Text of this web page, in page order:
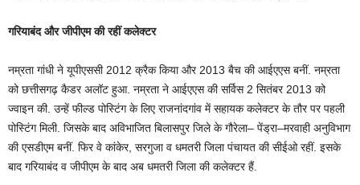
गरियाबंद और जीपीएम की रहीं कलेक्टर
नम्रता गांधी ने यूपीएससी 2012 क्रैक किया और 2013 बैच की आईएएस बनीं. नम्रता
को छत्तीसगढ़ कैडर अलॉट हुआ. नम्रता ने आईएएस की सर्विस 2 सितंबर 2013 को
ज्वाइन की. उन्हें फील्ड पोस्टिंग के लिए राजनांदगांव में सहायक कलेक्टर के तौर पर पहली
पोस्टिंग मिली. जिसके बाद अविभाजित बिलासपुर जिले के गौरेला– पेंड्रा–मरवाही अनुविभाग
की एसडीएम बनीं. फिर वे कांकेर, सरगुजा व धमतरी जिला पंचायत की सीईओ रहीं. इसके
बाद गरियाबंद व जीपीएम के बाद अब धमतरी जिला की कलेक्टर हैं.